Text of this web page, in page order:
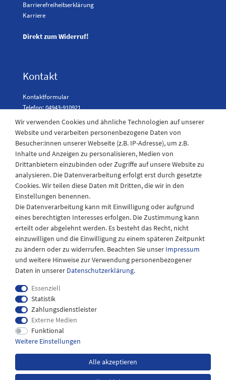
Barrierefreiheitserklärung
Karriere
Direkt zum Widerruf!
Kontakt
Kontaktformular
Telefon: 04943-910921
Laden Öffnungszeiten
Montag - Freitag
08:30 - 12:30 und 13.00 - 17.30 Uhr
Samstags
08:30 bis 12:30 Uhr
Impressum
Widerrufs­recht
Wir verwenden Cookies und ähnliche Technologien auf unserer
Website und verarbeiten personenbezogene Daten von
Besucher:innen unserer Webseite (z.B. IP-Adresse), um z.B.
Inhalte und Anzeigen zu personalisieren, Medien von
Drittanbietern einzubinden oder Zugriffe auf unsere Website zu
analysieren. Die Datenverarbeitung erfolgt erst durch gesetzte
Cookies. Wir teilen diese Daten mit Dritten, die wir in den
Einstellungen benennen.
Die Datenverarbeitung kann mit Einwilligung oder aufgrund
eines berechtigten Interesses erfolgen. Die Zustimmung kann
erteilt oder abgelehnt werden. Es besteht das Recht, nicht
einzuwilligen und die Einwilligung zu einem späteren Zeitpunkt
zu ändern oder zu widerrufen. Beachten Sie unser Impressum
und weitere Hinweise zur Verwendung personenbezogener
Daten in unserer Daten­schutz­erklärung.
Essenziell
Statistik
Zahlungsdienstleister
Externe Medien
Funktional
Weitere Einstellungen
Alle akzeptieren